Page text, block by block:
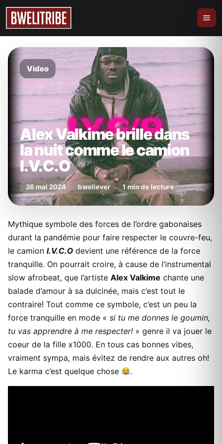
Video
Alex Valkime brille dans
la nuit comme le camion
I.V.C.O
26 mai 2024 bweliever 1 min de lecture
Mythique symbole des forces de l’ordre gabonaises
durant la pandémie pour faire respecter le couvre-feu,
le camion I.V.C.O devient une référence de la force
tranquille. On pourrait croire, à cause de l’instrumental
slow afrobeat, que l’artiste Alex Valkime chante une
balade d’amour à sa dulcinée, mais c’est tout le
contraire! Tout comme ce symbole, c’est un peu la
force tranquille en mode « si tu me donnes le goumin,
tu vas apprendre à me respecter! » genre il va jouer le
coeur de la fille x1000. En tous cas bonnes vibes,
vraiment sympa, mais évitez de rendre aux autres oh!
Le karma c’est quelque chose
.